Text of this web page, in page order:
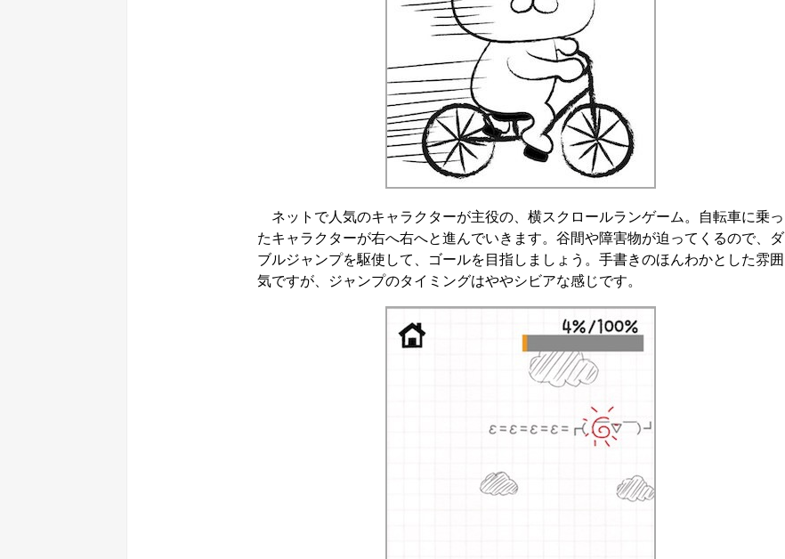
ネットで人気のキャラクターが主役の、横スクロールランゲーム。自転車に乗っ
たキャラクターが右へ右へと進んでいきます。谷間や障害物が迫ってくるので、ダ
ブルジャンプを駆使して、ゴールを目指しましょう。手書きのほんわかとした雰囲
気ですが、ジャンプのタイミングはややシビアな感じです。